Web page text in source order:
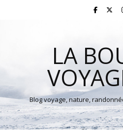
LA
Blog voyage, nature,